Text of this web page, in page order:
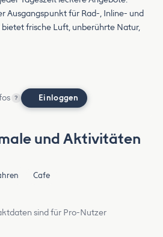
Ausgangspunkt für Rad-, Inline- und
frische Luft, unberührte Natur,
? Einloggen
und Aktivitäten
Cafe
sind für Pro-Nutzer